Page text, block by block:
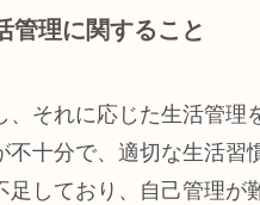
管理に関すること
それに応じた生活管理
十分で、適切な生活習
しており、自己管理が